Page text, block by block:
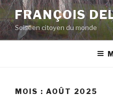
Aller
au
contenu
principal
FRANÇOIS
Soiséen citoyen du monde
MOIS : AOÛT 2025